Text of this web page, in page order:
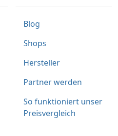
Blog
Shops
Hersteller
Partner werden
So funktioniert unser
Preisvergleich